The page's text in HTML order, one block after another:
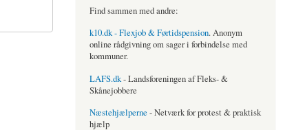
Find sammen med andre:
k10.dk - Flexjob & Førtidspension. Anonym
online rådgivning om sager i forbindelse med
kommuner.
LAFS.dk- Landsforeningen af Fleks- &
Skånejobbere
Næstehjælperne - Netværk for protest & praktisk
hjælp